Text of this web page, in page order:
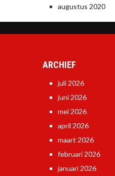
augustus 2020
ARCHIEF
juli 2026
juni 2026
mei 2026
april 2026
maart 2026
februari 2026
januari 2026